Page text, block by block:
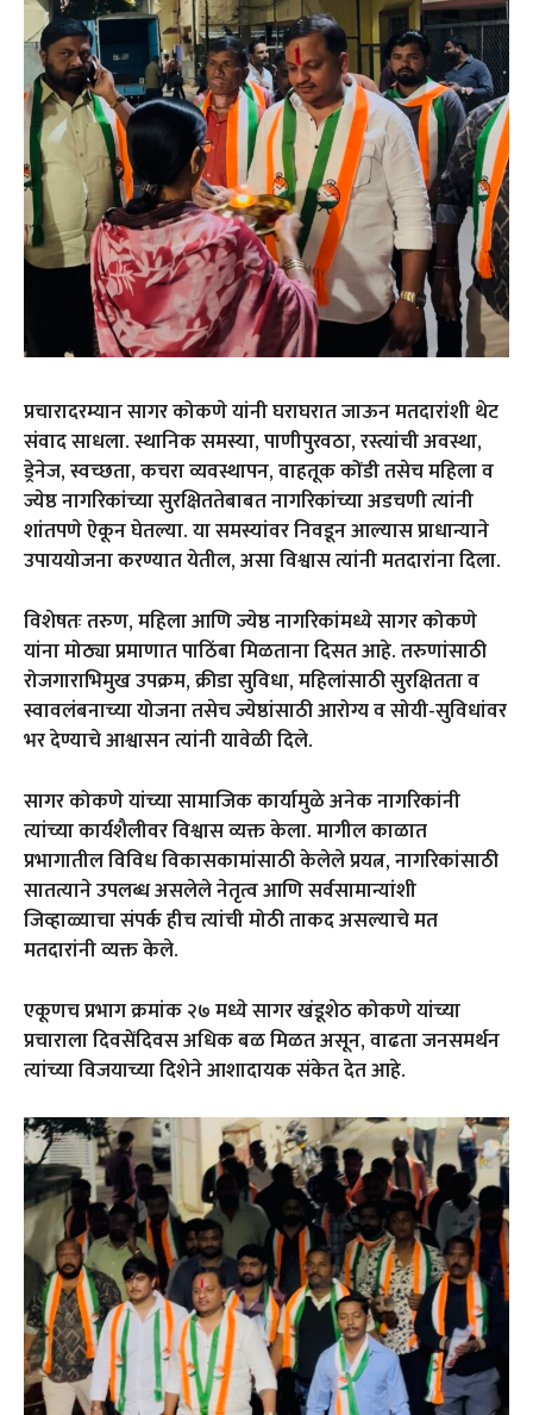
प्रचारादरम्यान सागर कोकणे यांनी घराघरात जाऊन मतदारांशी थेट
संवाद साधला. स्थानिक समस्या, पाणीपुरवठा, रस्त्यांची अवस्था,
ड्रेनेज, स्वच्छता, कचरा व्यवस्थापन, वाहतूक कोंडी तसेच महिला व
ज्येष्ठ नागरिकांच्या सुरक्षिततेबाबत नागरिकांच्या अडचणी त्यांनी
शांतपणे ऐकून घेतल्या. या समस्यांवर निवडून आल्यास प्राधान्याने
उपाययोजना करण्यात येतील, असा विश्वास त्यांनी मतदारांना दिला.
विशेषतः तरुण, महिला आणि ज्येष्ठ नागरिकांमध्ये सागर कोकणे
यांना मोठ्या प्रमाणात पाठिंबा मिळताना दिसत आहे. तरुणांसाठी
रोजगाराभिमुख उपक्रम, क्रीडा सुविधा, महिलांसाठी सुरक्षितता व
स्वावलंबनाच्या योजना तसेच ज्येष्ठांसाठी आरोग्य व सोयी-सुविधांवर
भर देण्याचे आश्वासन त्यांनी यावेळी दिले.
सागर कोकणे यांच्या सामाजिक कार्यामुळे अनेक नागरिकांनी
त्यांच्या कार्यशैलीवर विश्वास व्यक्त केला. मागील काळात
प्रभागातील विविध विकासकामांसाठी केलेले प्रयत्न, नागरिकांसाठी
सातत्याने उपलब्ध असलेले नेतृत्व आणि सर्वसामान्यांशी
जिव्हाळ्याचा संपर्क हीच त्यांची मोठी ताकद असल्याचे मत
मतदारांनी व्यक्त केले.
एकूणच प्रभाग क्रमांक २७ मध्ये सागर खंडूशेठ कोकणे यांच्या
प्रचाराला दिवसेंदिवस अधिक बळ मिळत असून, वाढता जनसमर्थन
त्यांच्या विजयाच्या दिशेने आशादायक संकेत देत आहे.